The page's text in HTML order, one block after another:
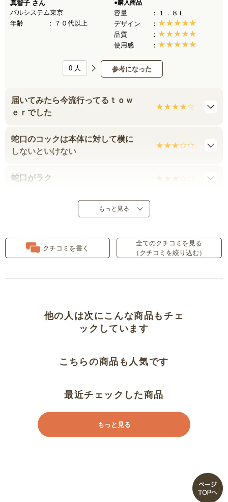
真智子 さん
パルシステム東京
年齢
７０代以上
●購入商品
容量
１．８Ｌ
デザイン
品質
使用感
参考になった
0 人
届いてみたら今流行ってるｔｏｗ
ｅｒでした
蛇口のコックは本体に対して横に
しないといけない
蛇口がラク
注ぎやすいドリンクサーバー
大きくてたくさん入るドリンクサ
もっと見る
クチコミを書く
全てのクチコミを見る
（クチコミを絞り込む）
他の人は次にこんな商品もチェ
ックしています
こちらの商品も人気です
最近チェックした商品
もっと見る